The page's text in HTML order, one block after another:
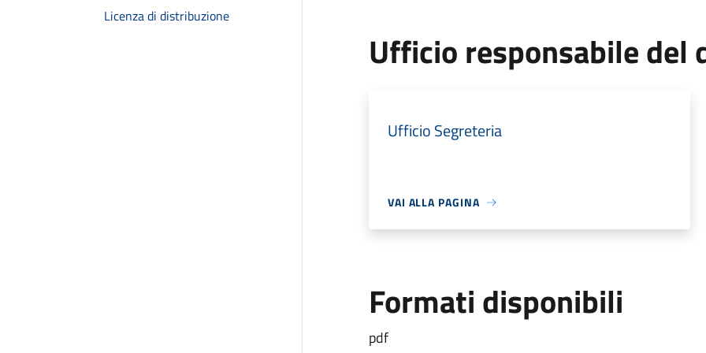
Licenza di distribuzione
Ufficio responsabile del
Ufficio Segreteria
VAI ALLA PAGINA
Formati disponibili
pdf